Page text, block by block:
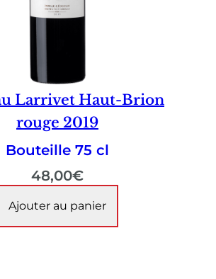
Larrivet Haut-Brion
rouge 2019
Bouteille 75 cl
48,00€
Ajouter au panier